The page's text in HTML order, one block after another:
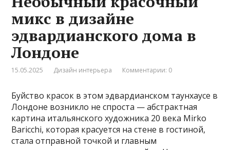
микс в дизайне
эдвардианского дома в
Лондоне
15.05.2025 Дизайн интерьера Комментарии: 0
Буйство красок в этом эдвардианском таунхаусе в
Лондоне возникло не спроста — абстрактная
картина итальянского художника 20 века Mirko
Baricchi, которая красуется на стене в гостиной,
стала отправной точкой и главным